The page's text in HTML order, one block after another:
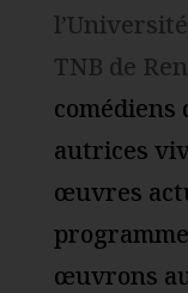
TNB de
autrices
œuvres
œuvrons